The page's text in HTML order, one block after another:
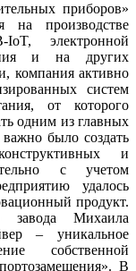
приборов»
производстве
электронной
и на других
компания активно
систем
от которого
одним из главных
бы­ло создать
и
с учетом
удалось
продукт.
завода Михаила
– уникальное
собственной
В